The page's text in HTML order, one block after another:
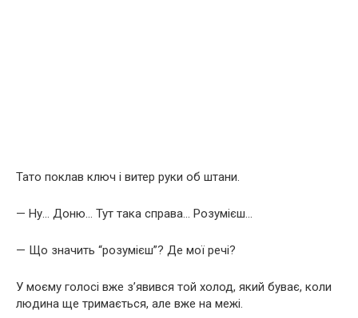
Тато поклав ключ і витер руки об штани.
— Ну… Доню… Тут така справа… Розумієш…
— Що значить “розумієш”? Де мої речі?
У моєму голосі вже з’явився той холод, який буває, коли
людина ще тримається, але вже на межі.